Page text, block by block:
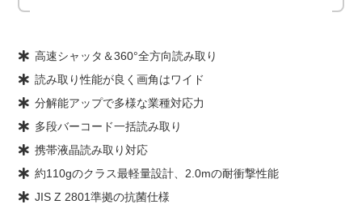
高速シャッタ＆360°全方向読み取り
読み取り性能が良く画角はワイド
分解能アップで多様な業種対応力
多段バーコード一括読み取り
携帯液晶読み取り対応
約110gのクラス最軽量設計、2.0mの耐衝撃性能
JIS Z 2801準拠の抗菌仕様